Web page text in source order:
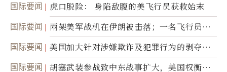
国际要闻 虎口脱险： 身陷敌腹的美飞行员获救始末
国际要闻
兩架美军战机在伊朗被击落；一名飞行员失
踪
国际要闻
美国加大针对涉嫌欺诈及犯罪行为的剥夺公
民权力度
国际要闻
胡塞武装参战致中东战事扩大，美国权衡地